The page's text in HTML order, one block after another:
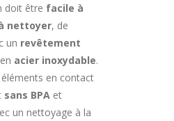
doit être facile à
nettoyer, de
un revêtement
acier inoxydable.
en contact
sans BPA et
un nettoyage à la